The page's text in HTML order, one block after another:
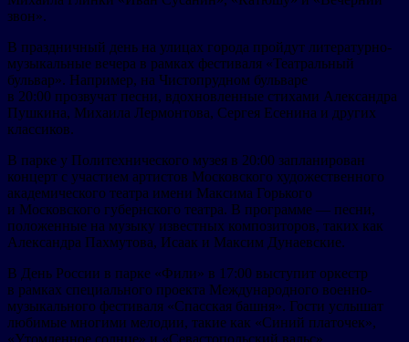
звон».
В праздничный день на улицах города пройдут литературно-
музыкальные вечера в рамках фестиваля «Театральный
бульвар». Например, на Чистопрудном бульваре
в 20:00 прозвучат песни, вдохновленные стихами Александра
Пушкина, Михаила Лермонтова, Сергея Есенина и других
классиков.
В парке у Политехнического музея в 20:00 запланирован
концерт с участием артистов Московского художественного
академического театра имени Максима Горького
и Московского губернского театра. В программе — песни,
положенные на музыку известных композиторов, таких как
Александра Пахмутова, Исаак и Максим Дунаевские.
В День России в парке «Фили» в 17:00 выступит оркестр
в рамках специального проекта Международного военно-
музыкального фестиваля «Спасская башня». Гости услышат
любимые многими мелодии, такие как «Синий платочек»,
«Утомленное солнце» и «Севастопольский вальс».